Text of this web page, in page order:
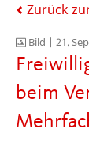
Zurück
Bild | 21.
beim